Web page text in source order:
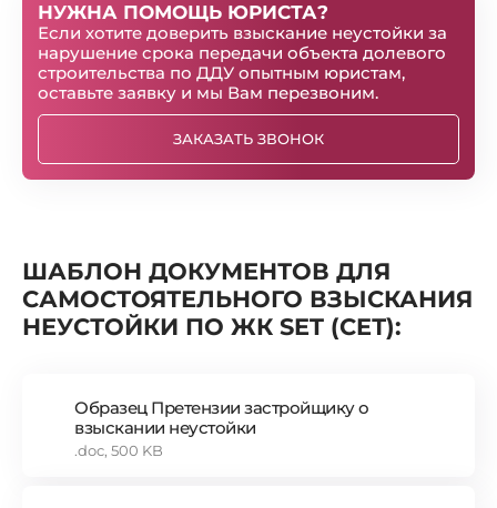
НУЖНА ПОМОЩЬ ЮРИСТА?
Если хотите доверить взыскание неустойки за
нарушение срока передачи объекта долевого
строительства по ДДУ опытным юристам,
оставьте заявку и мы Вам перезвоним.
ЗАКАЗАТЬ ЗВОНОК
ШАБЛОН ДОКУМЕНТОВ ДЛЯ
САМОСТОЯТЕЛЬНОГО ВЗЫСКАНИЯ
НЕУСТОЙКИ ПО ЖК SET (СEТ):
Образец Претензии застройщику о
взыскании неустойки
.doc, 500 KB